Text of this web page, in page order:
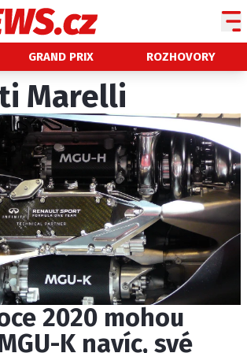
GRAND PRIX ROZHOVORY
NOVINKY
GRAND PRIX
PADDOCK LINE
TECHNIKA
HISTORIE GP
PROFILY JEZDCŮ
PROFILY TÝMŮ
ROZHOVORY
OSTATNÍ
SLEDUJTE NÁS NA |
Marelli
2020 mohou
K navíc, své